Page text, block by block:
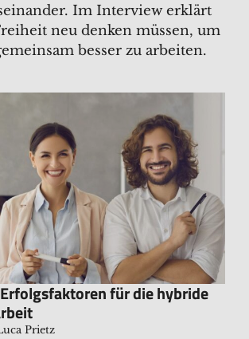
Im Interview erklärt
neu denken müssen, um
besser zu arbeiten.
für die hybride
Prietz